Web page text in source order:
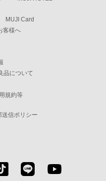
MUJI Card
客様へ
品について
規約等
送信ポリシー